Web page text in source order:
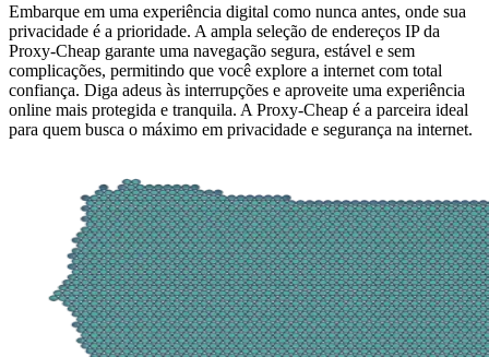
Embarque em uma experiência digital como nunca antes, onde sua
privacidade é a prioridade. A ampla seleção de endereços IP da
Proxy-Cheap garante uma navegação segura, estável e sem
complicações, permitindo que você explore a internet com total
confiança. Diga adeus às interrupções e aproveite uma experiência
online mais protegida e tranquila. A Proxy-Cheap é a parceira ideal
para quem busca o máximo em privacidade e segurança na internet.